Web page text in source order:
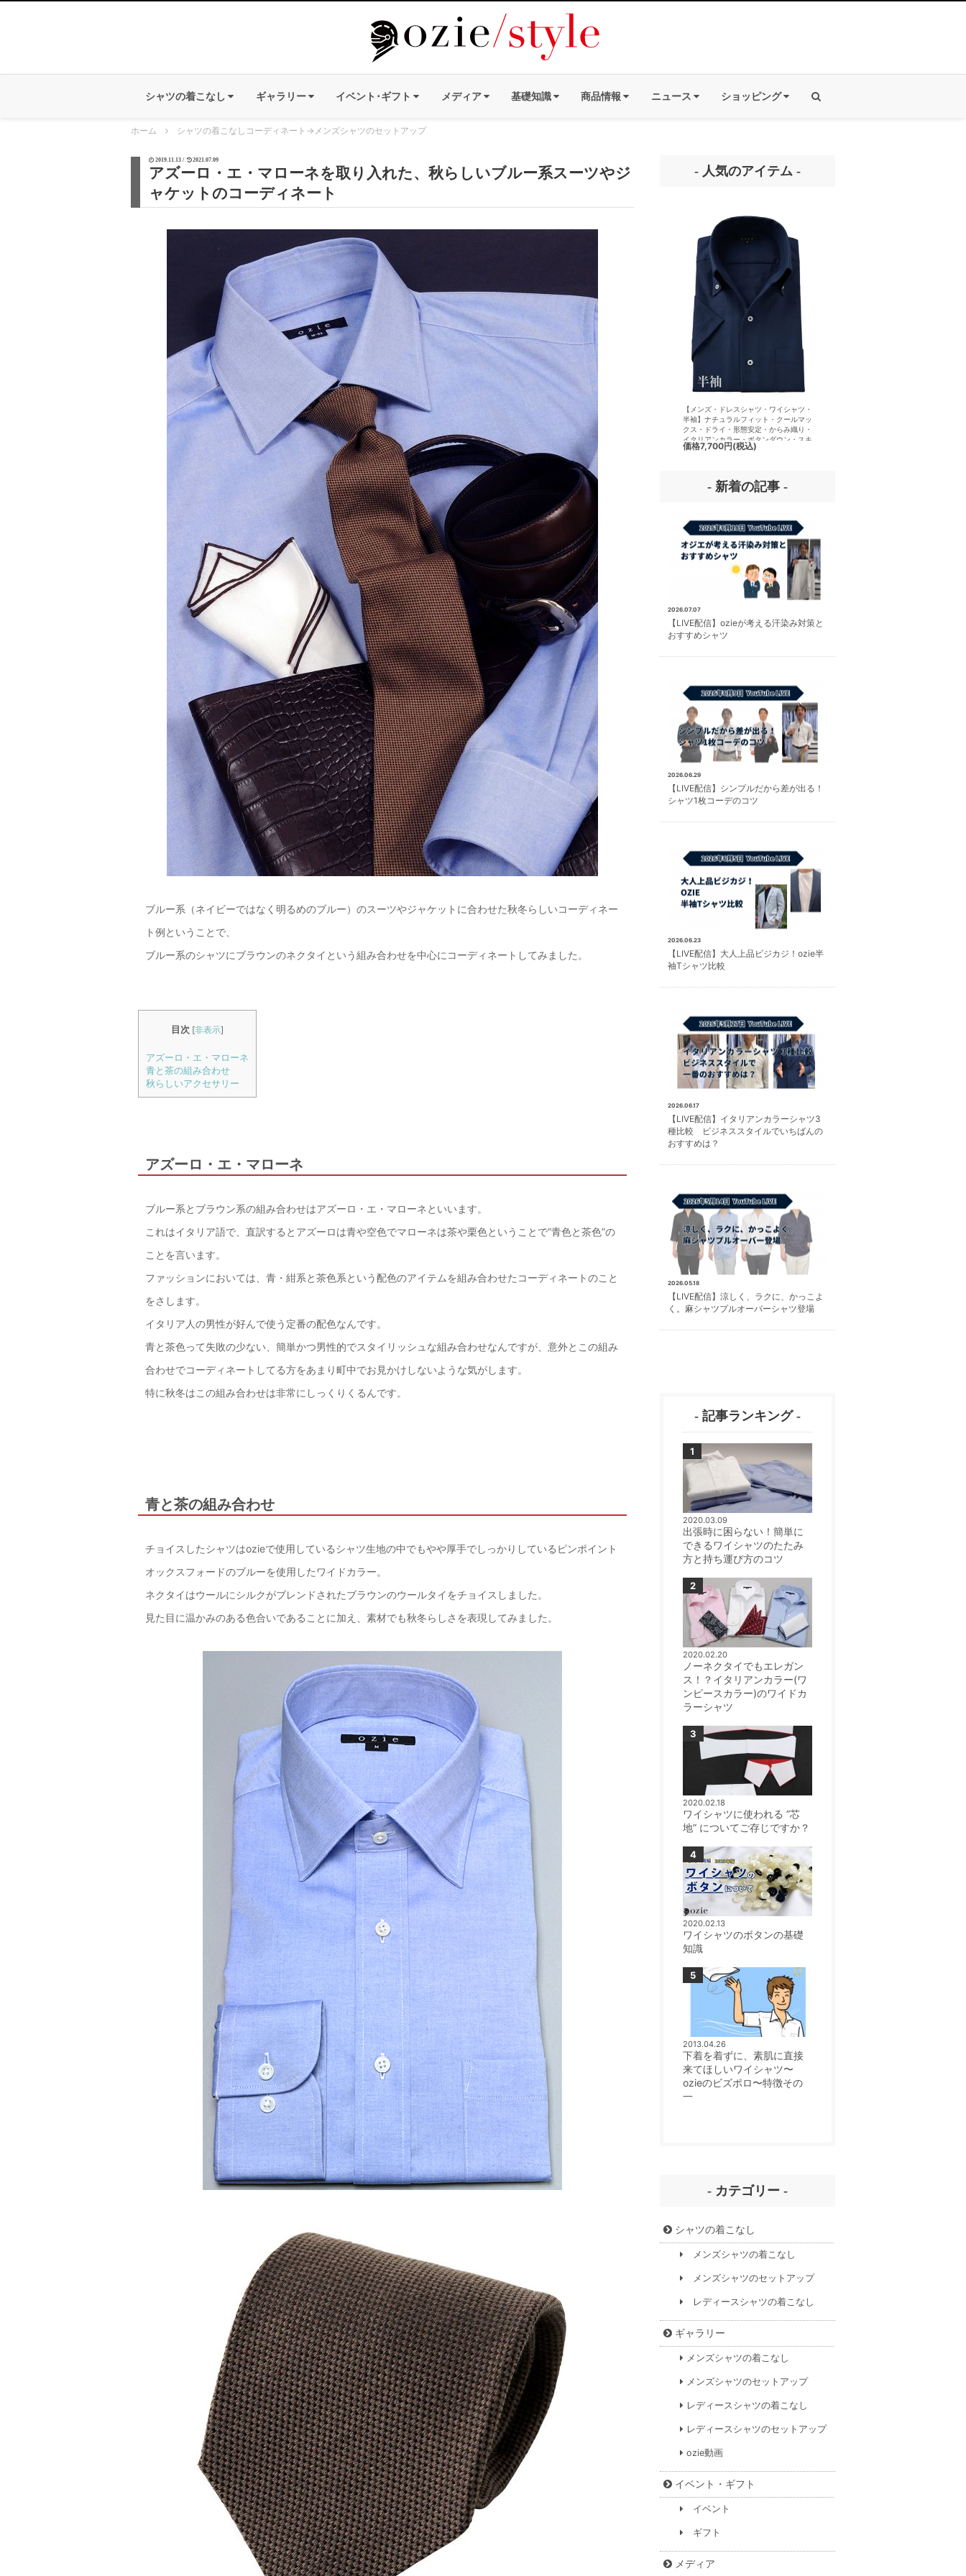
シャツの着こなし ギャラリー イベント･ギフト メディア 基礎知識 商品情報 ニュース ショッピング
ホーム シャツの着こなしコーディネート → メンズシャツのセットアップ
2019.11.13 / 2021.07.09
アズーロ・エ・マローネを取り入れた、秋らしいブルー系スーツやジ
ャケットのコーディネート
ブルー系（ネイビーではなく明るめのブルー）のスーツやジャケットに合わせた秋冬らしいコーディネー
ト例ということで、
ブルー系のシャツにブラウンのネクタイという組み合わせを中心にコーディネートしてみました。
目次 [非表示]
アズーロ・エ・マローネ
青と茶の組み合わせ
秋らしいアクセサリー
アズーロ・エ・マローネ
ブルー系とブラウン系の組み合わせはアズーロ・エ・マローネといいます。
これはイタリア語で、直訳するとアズーロは青や空色でマローネは茶や栗色ということで”青色と茶色”の
ことを言います。
ファッションにおいては、青・紺系と茶色系という配色のアイテムを組み合わせたコーディネートのこと
をさします。
イタリア人の男性が好んで使う定番の配色なんです。
青と茶色って失敗の少ない、簡単かつ男性的でスタイリッシュな組み合わせなんですが、意外とこの組み
合わせでコーディネートしてる方をあまり町中でお見かけしないような気がします。
特に秋冬はこの組み合わせは非常にしっくりくるんです。
青と茶の組み合わせ
チョイスしたシャツはozieで使用しているシャツ生地の中でもやや厚手でしっかりしているピンポイント
オックスフォードのブルーを使用したワイドカラー。
ネクタイはウールにシルクがブレンドされたブラウンのウールタイをチョイスしました。
見た目に温かみのある色合いであることに加え、素材でも秋冬らしさを表現してみました。
- 人気のアイテム -
【メンズ・Tシャツ】半袖・綿100%・
プレミアムコットン・度詰め天竺ニッ
ト・丸首・クルーネック
5,500円
【メンズ・ドレスシャツ・ワイシャツ】
ナチュラルフィット・アイスコットン・
プレミアムコットン・イージーケア・イ
タリアンカラー・ボタンダウン・スキッ
パー・第一ボタン無し
価格8,800円(税込) 価格 (税込)
【メンズ・ドレスシャツ・ワイシャツ・
半袖】ナチュラルフィット・クールマッ
クス・ドライ・形態安定・からみ織り・
イタリアンカラー・ボタンダウン・スキ
ッパー・第一ボタン無し
価格7,700円(税込)
- 新着の記事 -
2026.07.07
【LIVE配信】ozieが考える汗染み対策と
おすすめシャツ
2026.06.29
【LIVE配信】シンプルだから差が出る！
シャツ1枚コーデのコツ
2026.06.23
【LIVE配信】大人上品ビジカジ！ozie半
袖Tシャツ比較
2026.06.17
【LIVE配信】イタリアンカラーシャツ3
種比較 ビジネススタイルでいちばんの
おすすめは？
2026.05.18
【LIVE配信】涼しく、ラクに、かっこよ
く。麻シャツプルオーバーシャツ登場
- 記事ランキング -
2020.03.09
出張時に困らない！簡単に
できるワイシャツのたたみ
方と持ち運び方のコツ
2020.02.20
ノーネクタイでもエレガン
ス！？イタリアンカラー(ワ
ンピースカラー)のワイドカ
ラーシャツ
2020.02.18
ワイシャツに使われる ”芯
地” についてご存じですか？
2020.02.13
ワイシャツのボタンの基礎
知識
2013.04.26
下着を着ずに、素肌に直接
来てほしいワイシャツ〜
ozieのビズポロ〜特徴その
一
- カテゴリー -
シャツの着こなし
メンズシャツの着こなし
メンズシャツのセットアップ
レディースシャツの着こなし
ギャラリー
メンズシャツの着こなし
メンズシャツのセットアップ
レディースシャツの着こなし
レディースシャツのセットアップ
ozie動画
イベント・ギフト
イベント
ギフト
メディア